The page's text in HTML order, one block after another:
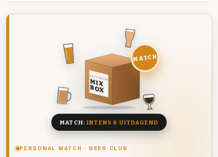
PERSONAL MATCH · BEER CLUB
DEZE MAAND
MIX
BOX
8 BIEREN
MATCH
MATCH:INTENS & UITDAGEND